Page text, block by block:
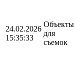
24.02.2026
15:35:33
Объекты
для
съемок